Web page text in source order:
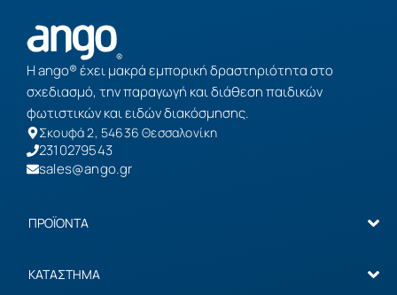
Η ango® έχει μακρά εμπορική δραστηριότητα στο
σχεδιασμό, την παραγωγή και διάθεση παιδικών
φωτιστικών και ειδών διακόσμησης.
Σκουφά 2, 54636 Θεσσαλονίκη
2310279543
sales@ango.gr
ΠΡΟΪΟΝΤΑ
ΚΑΤΑΣΤΗΜΑ